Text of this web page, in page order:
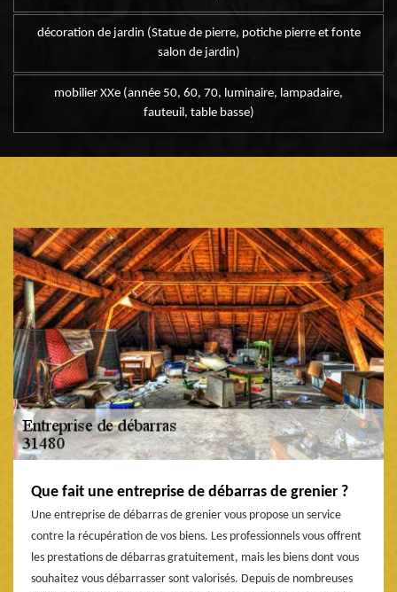
décoration de jardin (Statue de pierre, potiche pierre et fonte
salon de jardin)
mobilier XXe (année 50, 60, 70, luminaire, lampadaire,
fauteuil, table basse)
Que fait une entreprise de débarras de grenier ?
Une entreprise de débarras de grenier vous propose un service
contre la récupération de vos biens. Les professionnels vous offrent
les prestations de débarras gratuitement, mais les biens dont vous
souhaitez vous débarrasser sont valorisés. Depuis de nombreuses